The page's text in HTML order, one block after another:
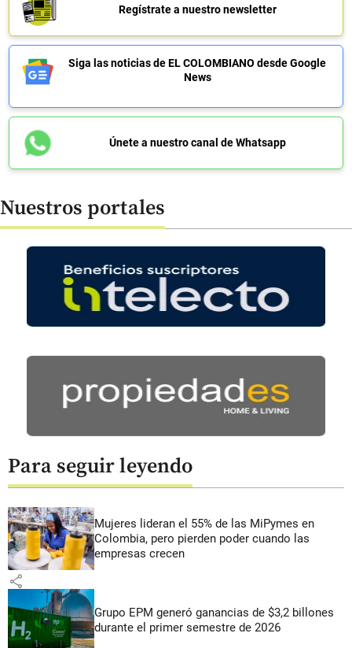
Regístrate a nuestro newsletter
Siga las noticias de EL COLOMBIANO desde Google
News
Únete a nuestro canal de Whatsapp
Nuestros portales
Para seguir leyendo
Mujeres lideran el 55% de las MiPymes en
Colombia, pero pierden poder cuando las
empresas crecen
share
Grupo EPM generó ganancias de $3,2 billones
durante el primer semestre de 2026